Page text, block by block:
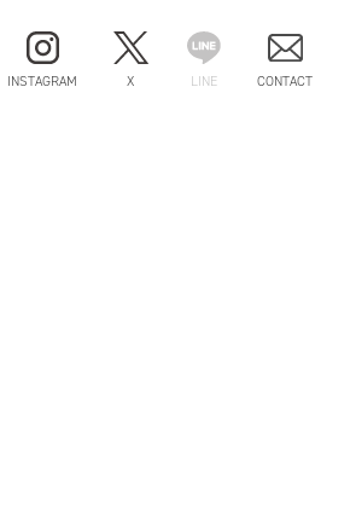
INSTAGRAM X LINE CONTACT